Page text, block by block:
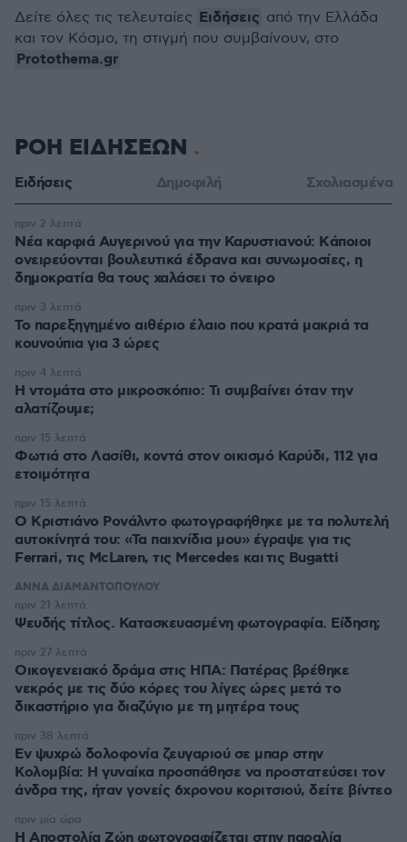
Δείτε όλες τις τελευταίες Ειδήσεις από την Ελλάδα
και τον Κόσμο, τη στιγμή που συμβαίνουν, στο
Protothema.gr
ΡΟΗ ΕΙΔΗΣΕΩΝ
Ειδήσεις Δημοφιλή Σχολιασμένα
Νέα καρφιά Αυγερινού για την Καρυστιανού: Kάποιοι
ονειρεύονται βουλευτικά έδρανα και συνωμοσίες, η
δημοκρατία θα τους χαλάσει το όνειρο
πριν 2 λεπτά
Το παρεξηγημένο αιθέριο έλαιο που κρατά μακριά τα
κουνούπια για 3 ώρες
πριν 3 λεπτά
Η ντομάτα στο μικροσκόπιο: Τι συμβαίνει όταν την
αλατίζουμε;
πριν 4 λεπτά
Φωτιά στο Λασίθι, κοντά στον οικισμό Καρύδι, 112 για
ετοιμότητα
πριν 15 λεπτά
Ο Κριστιάνο Ρονάλντο φωτογραφήθηκε με τα πολυτελή
αυτοκίνητά του: «Τα παιχνίδια μου» έγραψε για τις
Ferrari, τις McLaren, τις Mercedes και τις Bugatti
πριν 15 λεπτά
ΑΝΝΑ ΔΙΑΜΑΝΤΟΠΟΥΛΟΥ
Ψευδής τίτλος. Κατασκευασμένη φωτογραφία. Είδηση;
πριν 21 λεπτά
Οικογενειακό δράμα στις ΗΠΑ: Πατέρας βρέθηκε
νεκρός με τις δύο κόρες του λίγες ώρες μετά το
δικαστήριο για διαζύγιο με τη μητέρα τους
πριν 27 λεπτά
Εν ψυχρώ δολοφονία ζευγαριού σε μπαρ στην
Κολομβία: Η γυναίκα προσπάθησε να προστατεύσει τον
άνδρα της, ήταν γονείς 6χρονου κοριτσιού, δείτε βίντεο
πριν 38 λεπτά
H Αποστολία Ζώη φωτογραφίζεται στην παραλία
πριν μία ώρα